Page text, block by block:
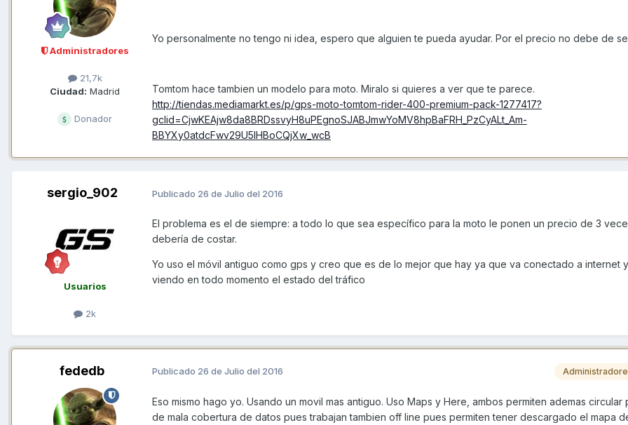
Administradores
21,7k
Ciudad: Madrid
Donador
Yo personalmente no tengo ni idea, espero que alguien te pueda ayudar. Por el precio no debe de
Tomtom hace tambien un modelo para moto. Miralo si quieres a ver que te parece.
http://tiendas.mediamarkt.es/p/gps-moto-tomtom-rider-400-premium-pack-1277417?
gclid=CjwKEAjw8da8BRDssvyH8uPEgnoSJABJmwYoMV8hpBaFRH_PzCyALt_Am-
BBYXy0atdcFwv29U5lHBoCQjXw_wcB
sergio_902
Usuarios
2k
Publicado 26 de Julio del 2016
El problema es el de siempre: a todo lo que sea específico para la moto le ponen un precio de 3
debería de costar.
Yo uso el móvil antiguo como gps y creo que es de lo mejor que hay ya que va conectado a internet
viendo en todo momento el estado del tráfico
fededb Publicado 26 de Julio del 2016
Eso mismo hago yo. Usando un movil mas antiguo. Uso Maps y Here, ambos permiten ademas circular
de mala cobertura de datos pues trabajan tambien off line pues permiten tener descargado el mapa